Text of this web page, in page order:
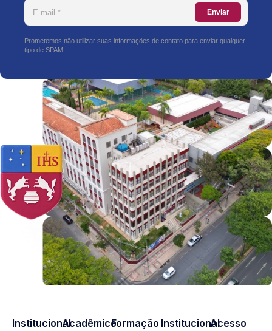
Enviar
Prometemos não utilizar suas informações de contato para enviar qualquer
tipo de SPAM.
InstitucionalAcadêmicoFormação InstitucionalAcesso